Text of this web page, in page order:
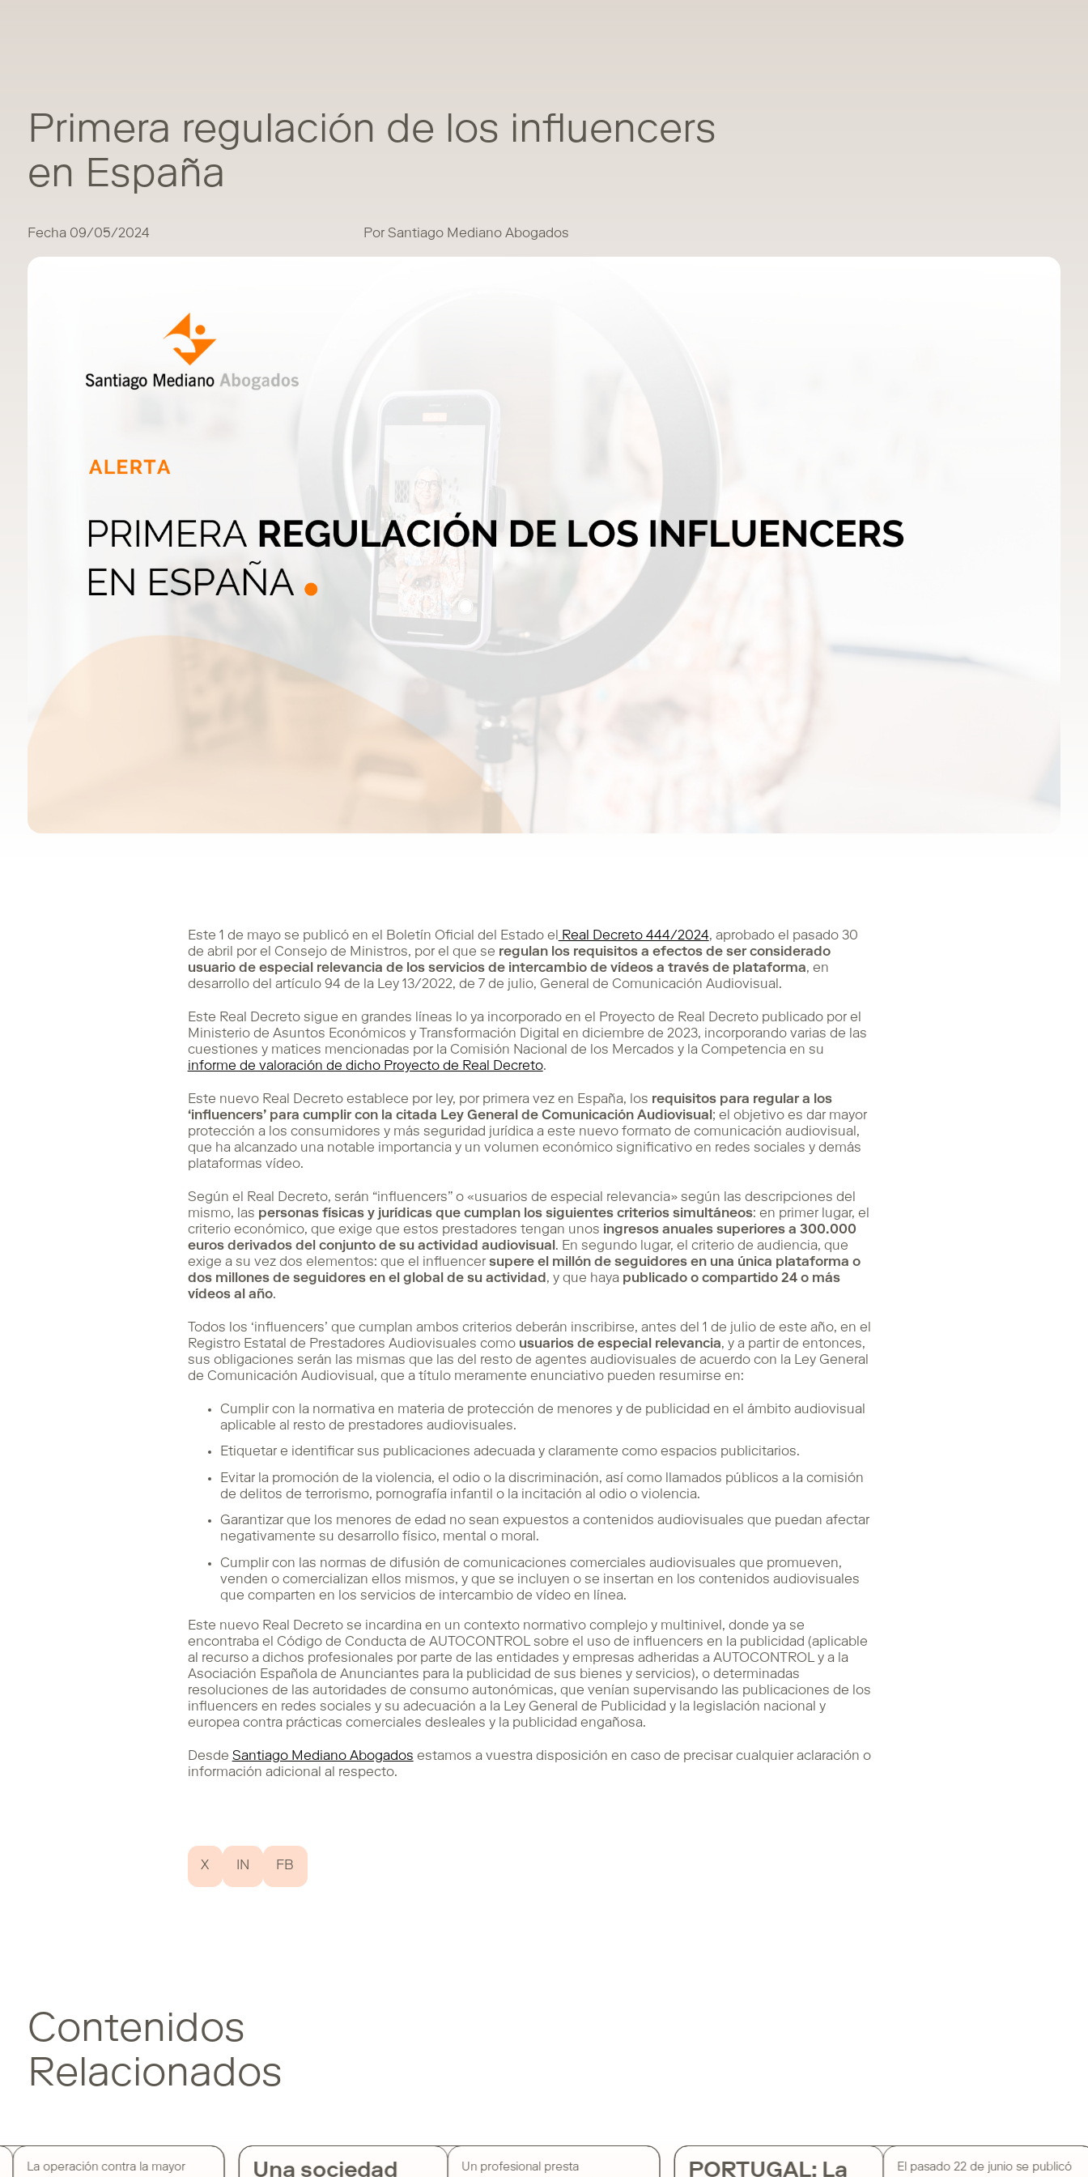
Primera regulación de los influencers
en España
Fecha 09/05/2024 Por Santiago Mediano Abogados
Este 1 de mayo se publicó en el Boletín Oficial del Estado el Real Decreto 444/2024, aprobado el pasado 30
de abril por el Consejo de Ministros, por el que se regulan los requisitos a efectos de ser considerado
usuario de especial relevancia de los servicios de intercambio de vídeos a través de plataforma, en
desarrollo del artículo 94 de la Ley 13/2022, de 7 de julio, General de Comunicación Audiovisual.
Este Real Decreto sigue en grandes líneas lo ya incorporado en el Proyecto de Real Decreto publicado por el
Ministerio de Asuntos Económicos y Transformación Digital en diciembre de 2023, incorporando varias de las
cuestiones y matices mencionadas por la Comisión Nacional de los Mercados y la Competencia en su
informe de valoración de dicho Proyecto de Real Decreto.
Este nuevo Real Decreto establece por ley, por primera vez en España, los requisitos para regular a los
‘influencers’ para cumplir con la citada Ley General de Comunicación Audiovisual; el objetivo es dar mayor
protección a los consumidores y más seguridad jurídica a este nuevo formato de comunicación audiovisual,
que ha alcanzado una notable importancia y un volumen económico significativo en redes sociales y demás
plataformas vídeo.
Según el Real Decreto, serán “influencers” o «usuarios de especial relevancia» según las descripciones del
mismo, las personas físicas y jurídicas que cumplan los siguientes criterios simultáneos: en primer lugar, el
criterio económico, que exige que estos prestadores tengan unos ingresos anuales superiores a 300.000
euros derivados del conjunto de su actividad audiovisual. En segundo lugar, el criterio de audiencia, que
exige a su vez dos elementos: que el influencer supere el millón de seguidores en una única plataforma o
dos millones de seguidores en el global de su actividad, y que haya publicado o compartido 24 o más
vídeos al año.
Todos los ‘influencers’ que cumplan ambos criterios deberán inscribirse, antes del 1 de julio de este año, en el
Registro Estatal de Prestadores Audiovisuales como usuarios de especial relevancia, y a partir de entonces,
sus obligaciones serán las mismas que las del resto de agentes audiovisuales de acuerdo con la Ley General
de Comunicación Audiovisual, que a título meramente enunciativo pueden resumirse en:
Cumplir con la normativa en materia de protección de menores y de publicidad en el ámbito audiovisual
aplicable al resto de prestadores audiovisuales.
Etiquetar e identificar sus publicaciones adecuada y claramente como espacios publicitarios.
Evitar la promoción de la violencia, el odio o la discriminación, así como llamados públicos a la comisión
de delitos de terrorismo, pornografía infantil o la incitación al odio o violencia.
Garantizar que los menores de edad no sean expuestos a contenidos audiovisuales que puedan afectar
negativamente su desarrollo físico, mental o moral.
Cumplir con las normas de difusión de comunicaciones comerciales audiovisuales que promueven,
venden o comercializan ellos mismos, y que se incluyen o se insertan en los contenidos audiovisuales
que comparten en los servicios de intercambio de vídeo en línea.
Este nuevo Real Decreto se incardina en un contexto normativo complejo y multinivel, donde ya se
encontraba el Código de Conducta de AUTOCONTROL sobre el uso de influencers en la publicidad (aplicable
al recurso a dichos profesionales por parte de las entidades y empresas adheridas a AUTOCONTROL y a la
Asociación Española de Anunciantes para la publicidad de sus bienes y servicios), o determinadas
resoluciones de las autoridades de consumo autonómicas, que venían supervisando las publicaciones de los
influencers en redes sociales y su adecuación a la Ley General de Publicidad y la legislación nacional y
europea contra prácticas comerciales desleales y la publicidad engañosa.
Desde Santiago Mediano Abogados estamos a vuestra disposición en caso de precisar cualquier aclaración o
información adicional al respecto.
X IN FB
Contenidos
Relacionados
La operación contra la mayor
Una sociedad
Un profesional presta
PORTUGAL: La
El pasado 22 de junio se publicó